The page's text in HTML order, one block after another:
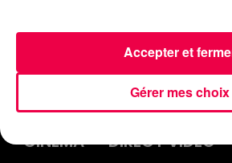
INFOS
JEUX
CINÉMA
DIRECT VIDÉO
Gérer mes choix
Accepter et